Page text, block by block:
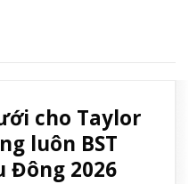
cho Taylor
luôn BST
Đông 2026